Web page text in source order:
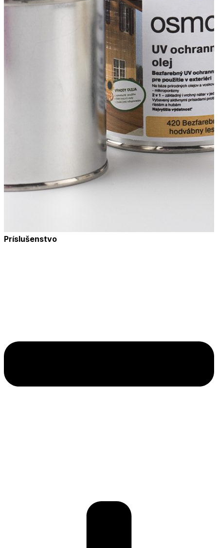
Príslušenstvo